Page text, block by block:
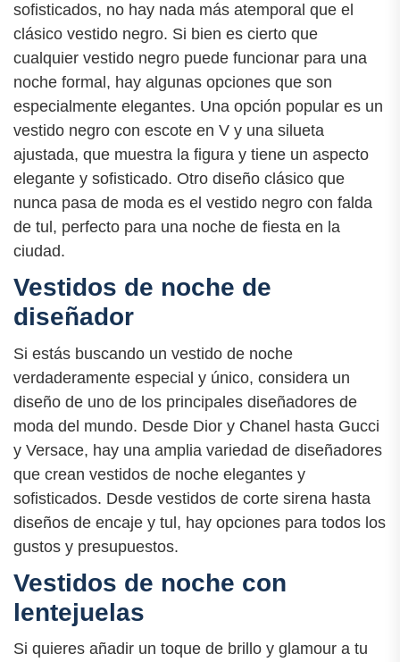
sofisticados, no hay nada más atemporal que el
clásico vestido negro. Si bien es cierto que
cualquier vestido negro puede funcionar para una
noche formal, hay algunas opciones que son
especialmente elegantes. Una opción popular es un
vestido negro con escote en V y una silueta
ajustada, que muestra la figura y tiene un aspecto
elegante y sofisticado. Otro diseño clásico que
nunca pasa de moda es el vestido negro con falda
de tul, perfecto para una noche de fiesta en la
ciudad.
Vestidos de noche de
diseñador
Si estás buscando un vestido de noche
verdaderamente especial y único, considera un
diseño de uno de los principales diseñadores de
moda del mundo. Desde Dior y Chanel hasta Gucci
y Versace, hay una amplia variedad de diseñadores
que crean vestidos de noche elegantes y
sofisticados. Desde vestidos de corte sirena hasta
diseños de encaje y tul, hay opciones para todos los
gustos y presupuestos.
Vestidos de noche con
lentejuelas
Si quieres añadir un toque de brillo y glamour a tu